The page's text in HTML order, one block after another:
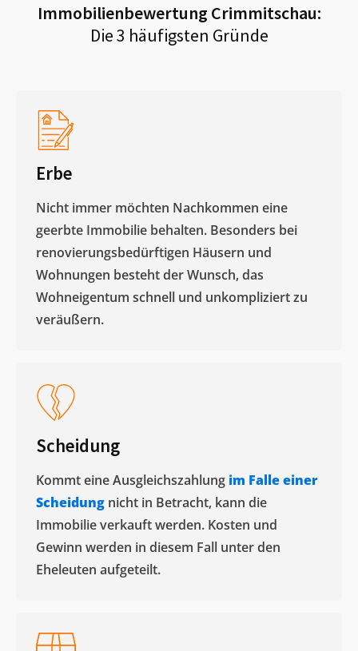
Immobilienbewertung Crimmitschau:
Die 3 häufigsten Gründe
Erbe
Nicht immer möchten Nachkommen eine
geerbte Immobilie behalten. Besonders bei
renovierungsbedürftigen Häusern und
Wohnungen besteht der Wunsch, das
Wohneigentum schnell und unkompliziert zu
veräußern. ​
Scheidung
Kommt eine Ausgleichszahlung im Falle einer
Scheidung nicht in Betracht, kann die
Immobilie verkauft werden. Kosten und
Gewinn werden in diesem Fall unter den
Eheleuten aufgeteilt.​